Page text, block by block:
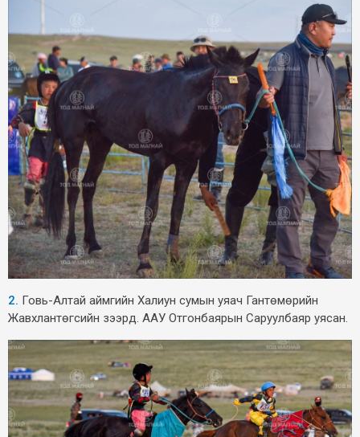
2. Говь-Алтай аймгийн Халиун сумын уяач Гантөмөрийн
Жавхлантөгсийн зээрд. ААУ Отгонбаярын Саруулбаяр уясан.